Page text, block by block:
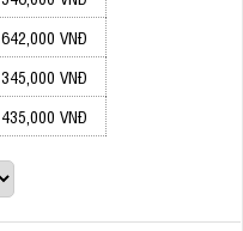
642,000 VNĐ
345,000 VNĐ
435,000 VNĐ